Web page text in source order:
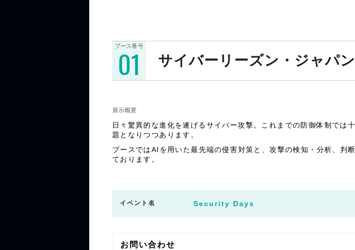
ブース番号
01 サイバーリーズン・ジャパン
展示概要
日々驚異的な進化を遂げるサイバー攻撃。これまでの防御体制では
題となりつつあります。
ブースではAIを用いた最先端の侵害対策と、攻撃の検知・分析、
ております。
イベント名 Security Days
お問い合わせ